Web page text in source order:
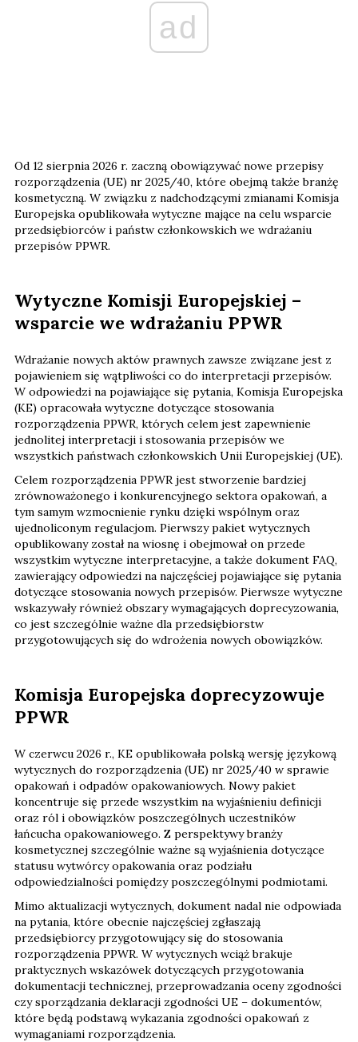
ad
Od 12 sierpnia 2026 r. zaczną obowiązywać nowe przepisy
rozporządzenia (UE) nr 2025/40, które obejmą także branżę
kosmetyczną. W związku z nadchodzącymi zmianami Komisja
Europejska opublikowała wytyczne mające na celu wsparcie
przedsiębiorców i państw członkowskich we wdrażaniu
przepisów PPWR.
Wytyczne Komisji Europejskiej –
wsparcie we wdrażaniu PPWR
Wdrażanie nowych aktów prawnych zawsze związane jest z
pojawieniem się wątpliwości co do interpretacji przepisów.
W odpowiedzi na pojawiające się pytania, Komisja Europejska
(KE) opracowała wytyczne dotyczące stosowania
rozporządzenia PPWR, których celem jest zapewnienie
jednolitej interpretacji i stosowania przepisów we
wszystkich państwach członkowskich Unii Europejskiej (UE).
Celem rozporządzenia PPWR jest stworzenie bardziej
zrównoważonego i konkurencyjnego sektora opakowań, a
tym samym wzmocnienie rynku dzięki wspólnym oraz
ujednoliconym regulacjom. Pierwszy pakiet wytycznych
opublikowany został na wiosnę i obejmował on przede
wszystkim wytyczne interpretacyjne, a także dokument FAQ,
zawierający odpowiedzi na najczęściej pojawiające się pytania
dotyczące stosowania nowych przepisów. Pierwsze wytyczne
wskazywały również obszary wymagających doprecyzowania,
co jest szczególnie ważne dla przedsiębiorstw
przygotowujących się do wdrożenia nowych obowiązków.
Komisja Europejska doprecyzowuje
PPWR
W czerwcu 2026 r., KE opublikowała polską wersję językową
wytycznych do rozporządzenia (UE) nr 2025/40 w sprawie
opakowań i odpadów opakowaniowych. Nowy pakiet
koncentruje się przede wszystkim na wyjaśnieniu definicji
oraz ról i obowiązków poszczególnych uczestników
łańcucha opakowaniowego. Z perspektywy branży
kosmetycznej szczególnie ważne są wyjaśnienia dotyczące
statusu wytwórcy opakowania oraz podziału
odpowiedzialności pomiędzy poszczególnymi podmiotami.
Mimo aktualizacji wytycznych, dokument nadal nie odpowiada
na pytania, które obecnie najczęściej zgłaszają
przedsiębiorcy przygotowujący się do stosowania
rozporządzenia PPWR. W wytycznych wciąż brakuje
praktycznych wskazówek dotyczących przygotowania
dokumentacji technicznej, przeprowadzania oceny zgodności
czy sporządzania deklaracji zgodności UE – dokumentów,
które będą podstawą wykazania zgodności opakowań z
wymaganiami rozporządzenia.